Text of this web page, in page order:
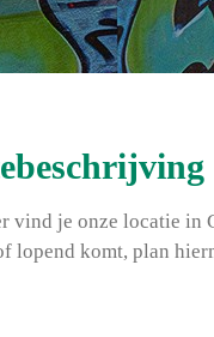
vind je onze locatie in
lopend komt, plan